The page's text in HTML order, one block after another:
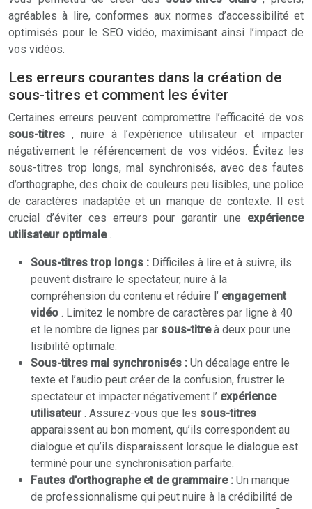
agréables à lire, conformes aux normes d’accessibilité et
optimisés pour le SEO vidéo, maximisant ainsi l’impact de
vos vidéos.
Les erreurs courantes dans la création de
sous-titres et comment les éviter
Certaines erreurs peuvent compromettre l’efficacité de vos
sous-titres , nuire à l’expérience utilisateur et impacter
négativement le référencement de vos vidéos. Évitez les
sous-titres trop longs, mal synchronisés, avec des fautes
d’orthographe, des choix de couleurs peu lisibles, une police
de caractères inadaptée et un manque de contexte. Il est
crucial d’éviter ces erreurs pour garantir une expérience
utilisateur optimale.
Sous-titres trop longs : Difficiles à lire et à suivre, ils
peuvent distraire le spectateur, nuire à la
compréhension du contenu et réduire l’ engagement
vidéo . Limitez le nombre de caractères par ligne à 40
et le nombre de lignes par sous-titreà deux pour une
lisibilité optimale.
Sous-titres mal synchronisés : Un décalage entre le
texte et l’audio peut créer de la confusion, frustrer le
spectateur et impacter négativement l’ expérience
utilisateur. Assurez-vous que les sous-titres
apparaissent au bon moment, qu’ils correspondent au
dialogue et qu’ils disparaissent lorsque le dialogue est
terminé pour une synchronisation parfaite.
Fautes d’orthographe et de grammaire : Un manque
de professionnalisme qui peut nuire à la crédibilité de